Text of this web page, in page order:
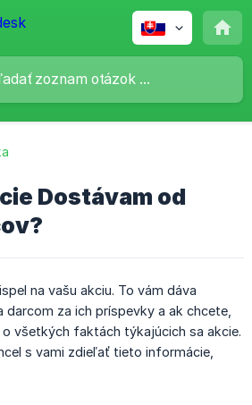
Dostávam od
na vašu akciu. To vám dáva
za ich príspevky a ak chcete,
všetkých faktách týkajúcich sa akcie.
s vami zdieľať tieto informácie,